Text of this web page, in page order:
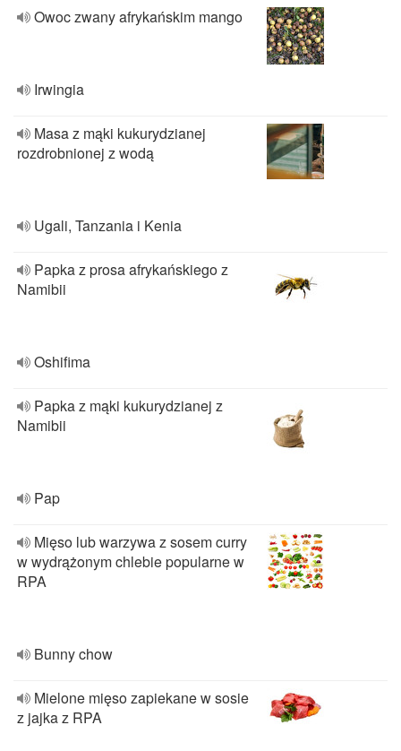
Owoc zwany afrykańskim mango
Irwingia
Masa z mąki kukurydzianej
rozdrobnionej z wodą
Ugali, Tanzania i Kenia
Papka z prosa afrykańskiego z
Namibii
Oshifima
Papka z mąki kukurydzianej z
Namibii
Pap
Mięso lub warzywa z sosem curry
w wydrążonym chlebie popularne w
RPA
Bunny chow
Mielone mięso zapiekane w sosie
z jajka z RPA